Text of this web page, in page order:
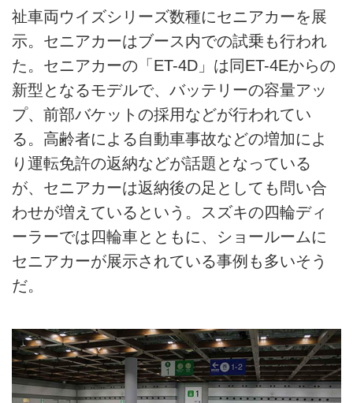
祉車両ウイズシリーズ数種にセニアカーを展
示。セニアカーはブース内での試乗も行われ
た。セニアカーの「ET-4D」は同ET-4Eからの
新型となるモデルで、バッテリーの容量アッ
プ、前部バケットの採用などが行われてい
る。高齢者による自動車事故などの増加によ
り運転免許の返納などが話題となっている
が、セニアカーは返納後の足としても問い合
わせが増えているという。スズキの四輪ディ
ーラーでは四輪車とともに、ショールームに
セニアカーが展示されている事例も多いそう
だ。